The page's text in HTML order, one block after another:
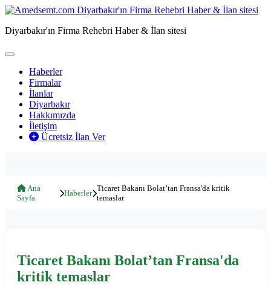
Diyarbakır'ın Firma Rehebri Haber & İlan sitesi
Haberler
Firmalar
İlanlar
Diyarbakır
Hakkımızda
İletişim
Ücretsiz İlan Ver
Ana
Sayfa
Haberler
Ticaret Bakanı Bolat’tan Fransa'da kritik
temaslar
Ticaret Bakanı Bolat’tan Fransa'da
kritik temaslar